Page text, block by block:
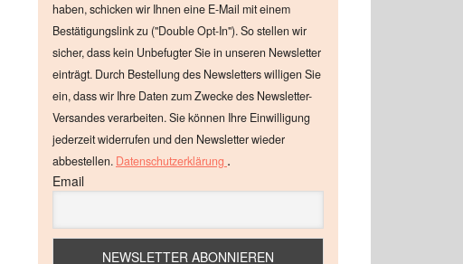
haben, schicken wir Ihnen eine E-Mail mit einem
Bestätigungslink zu ("Double Opt-In"). So stellen wir
sicher, dass kein Unbefugter Sie in unseren Newsletter
einträgt. Durch Bestellung des Newsletters willigen Sie
ein, dass wir Ihre Daten zum Zwecke des Newsletter-
Versandes verarbeiten. Sie können Ihre Einwilligung
jederzeit widerrufen und den Newsletter wieder
abbestellen. Datenschutzerklärung .
Email